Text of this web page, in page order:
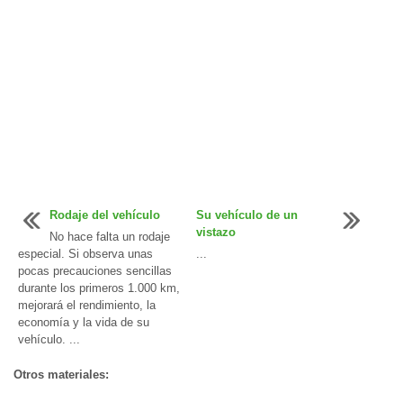
Rodaje del vehículo
No hace falta un rodaje
especial. Si observa unas
pocas precauciones sencillas
durante los primeros 1.000 km,
mejorará el rendimiento, la
economía y la vida de su
vehículo. ...
Su vehículo de un
vistazo
...
Otros materiales: